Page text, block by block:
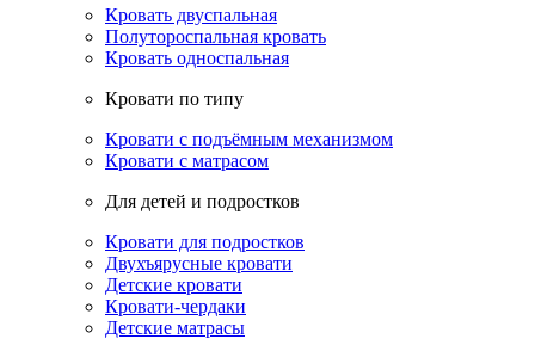
Кровать двуспальная
Полутороспальная кровать
Кровать односпальная
Кровати по типу
Кровати с подъёмным механизмом
Кровати с матрасом
Для детей и подростков
Кровати для подростков
Двухъярусные кровати
Детские кровати
Кровати-чердаки
Детские матрасы